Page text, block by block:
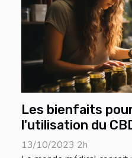
Les bienfaits
l'utilisation du
13/10/2023 2h